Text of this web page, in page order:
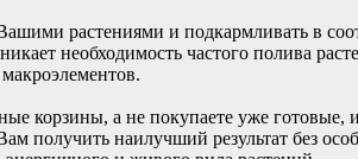
растениями и подкармливать в
необходимость частого полива
корзины, а не покупаете уже готовые,
получить наилучший результат без